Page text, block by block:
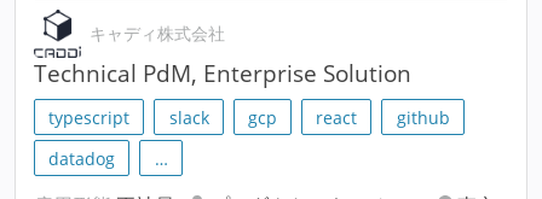
キャディ株式会社
Technical PdM, Enterprise Solution
typescript slack gcp react
github
datadog
…